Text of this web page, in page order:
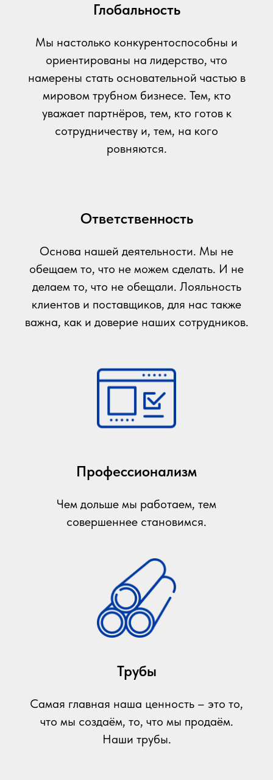
Глобальность
Мы настолько конкурентоспособны и
ориентированы на лидерство, что
намерены стать основательной частью в
мировом трубном бизнесе. Тем, кто
уважает партнёров, тем, кто готов к
сотрудничеству и, тем, на кого
ровняются.
Ответственность
Основа нашей деятельности. Мы не
обещаем то, что не можем сделать. И не
делаем то, что не обещали. Лояльность
клиентов и поставщиков, для нас также
важна, как и доверие наших сотрудников.
Профессионализм
Чем дольше мы работаем, тем
совершеннее становимся.
Трубы
Самая главная наша ценность – это то,
что мы создаём, то, что мы продаём.
Наши трубы.